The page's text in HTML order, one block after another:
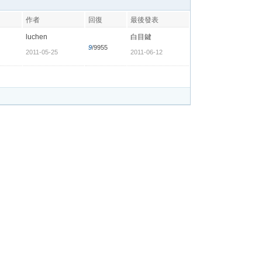
作者 回復 最後發表
luchen
2011-05-25
9/9955
白目鍵
2011-06-12